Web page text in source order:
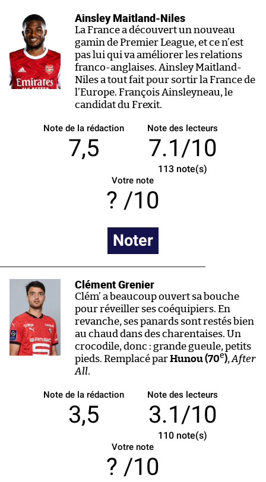
Ainsley Maitland-Niles
La France a découvert un nouveau
gamin de Premier League, et ce n’est
pas lui qui va améliorer les relations
franco-anglaises. Ainsley Maitland-
Niles a tout fait pour sortir la France de
l’Europe. François Ainsleyneau, le
candidat du Frexit.
Note de la rédaction
7,5
Note des lecteurs
7.1/10
113note(s)
Votre note
/10
Noter
Clément Grenier
Clém’ a beaucoup ouvert sa bouche
pour réveiller ses coéquipiers. En
revanche, ses panards sont restés bien
au chaud dans des charentaises. Un
crocodile, donc : grande gueule, petits
pieds. Remplacé parHunou (70e), After
All.
Note de la rédaction
3,5
Note des lecteurs
3.1/10
110note(s)
Votre note
/10